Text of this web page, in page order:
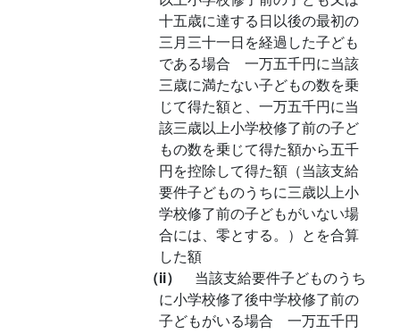
十五歳に達する日以後の最初の
三月三十一日を経過した子ども
である場合 一万五千円に当該
三歳に満たない子どもの数を乗
じて得た額と、一万五千円に当
該三歳以上小学校修了前の子ど
もの数を乗じて得た額から五千
円を控除して得た額（当該支給
要件子どものうちに三歳以上小
学校修了前の子どもがいない場
合には、零とする。）とを合算
した額
（ii） 当該支給要件子どものうち
に小学校修了後中学校修了前の
子どもがいる場合 一万五千円